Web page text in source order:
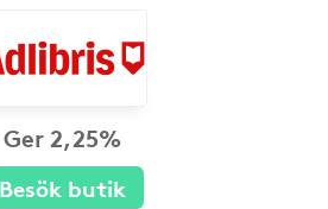
Ger 2,25%
Besök butik